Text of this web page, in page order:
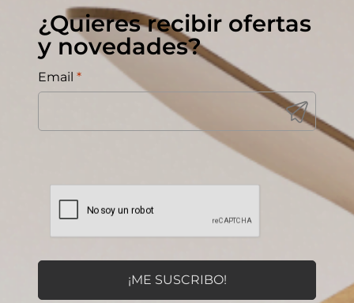
¿Quieres recibir ofertas
y novedades?
Email *